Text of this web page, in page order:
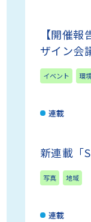
【開催
ザイン会
イベント 環
連載
新連載「
写真 地域
連載